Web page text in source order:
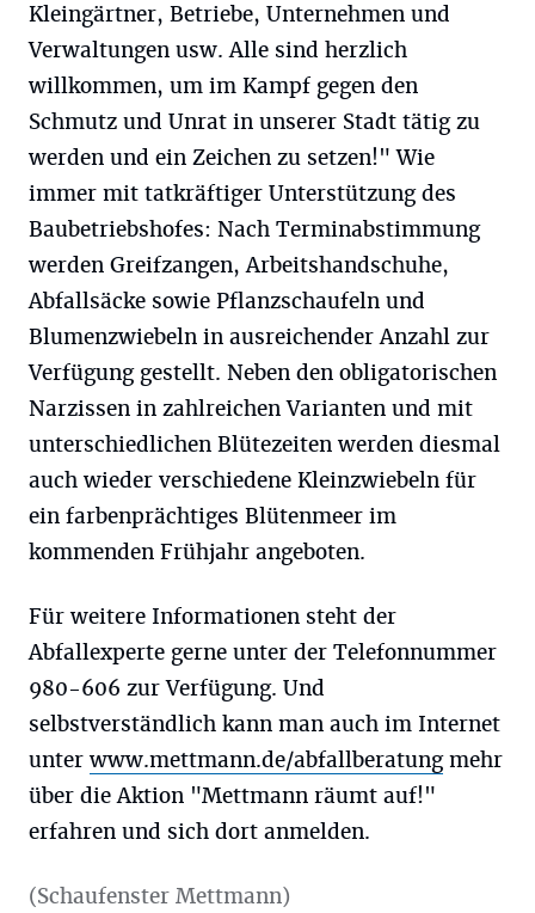
Kleingärtner, Betriebe, Unternehmen und
Verwaltungen usw. Alle sind herzlich
willkommen, um im Kampf gegen den
Schmutz und Unrat in unserer Stadt tätig zu
werden und ein Zeichen zu setzen!" Wie
immer mit tatkräftiger Unterstützung des
Baubetriebshofes: Nach Terminabstimmung
werden Greifzangen, Arbeitshandschuhe,
Abfallsäcke sowie Pflanzschaufeln und
Blumenzwiebeln in ausreichender Anzahl zur
Verfügung gestellt. Neben den obligatorischen
Narzissen in zahlreichen Varianten und mit
unterschiedlichen Blütezeiten werden diesmal
auch wieder verschiedene Kleinzwiebeln für
ein farbenprächtiges Blütenmeer im
kommenden Frühjahr angeboten.
Für weitere Informationen steht der
Abfallexperte gerne unter der Telefonnummer
980-606 zur Verfügung. Und
selbstverständlich kann man auch im Internet
unterwww.mettmann.de/abfallberatungmehr
über die Aktion "Mettmann räumt auf!"
erfahren und sich dort anmelden.
(Schaufenster Mettmann)